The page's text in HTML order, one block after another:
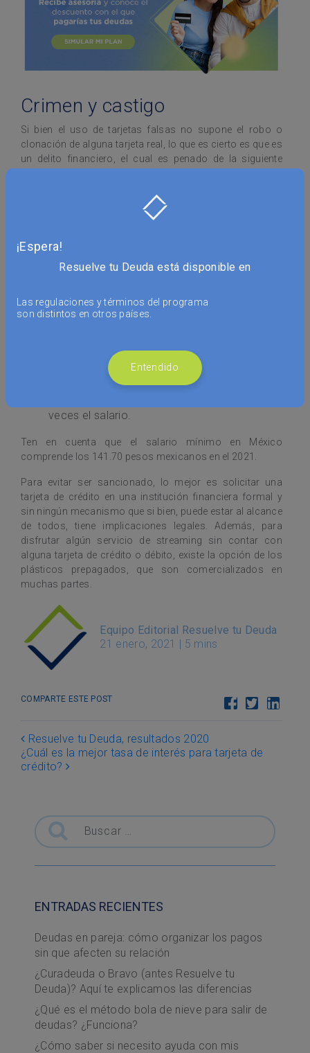
Crimen y castigo
Si bien el uso de tarjetas falsas no supone el robo o
clonación de alguna tarjeta real, lo que es cierto es que es
un delito financiero, el cual es penado de la siguiente
Con prisión de 3 días a 6 meses o de 30 a
defraudado no exceda de diez veces el
salario.
10 a 100 veces el salario, cuando el valor de
lo defraudado excediera de 10, pero no de
Con prisión de tres a doce años y multa hasta
de ciento veinte veces el salario, si el valor de
veces el salario.
Ten en cuenta que el salario mínimo en México
comprende los 141.70 pesos mexicanos en el 2021.
Para evitar ser sancionado, lo mejor es solicitar una
tarjeta de crédito en una institución financiera formal y
sin ningún mecanismo que si bien, puede estar al alcance
de todos, tiene implicaciones legales. Además, para
disfrutar algún servicio de streaming sin contar con
alguna tarjeta de crédito o débito, existe la opción de los
plásticos prepagados, que son comercializados en
muchas partes.
Equipo Editorial Resuelve tu Deuda
21 enero, 2021 | 5 mins
COMPARTE ESTE POST
Post navigation
Resuelve tu Deuda, resultados 2020
¿Cuál es la mejor tasa de interés para tarjeta de
crédito?
Buscar
ENTRADAS RECIENTES
Deudas en pareja: cómo organizar los pagos
sin que afecten su relación
¿Curadeuda o Bravo (antes Resuelve tu
Deuda)? Aquí te explicamos las diferencias
¿Qué es el método bola de nieve para salir de
deudas? ¿Funciona?
¿Cómo saber si necesito ayuda con mis
¡Espera!
Resuelve tu Deuda está disponible en
Las regulaciones y términos del programa
son distintos en otros países.
Entendido